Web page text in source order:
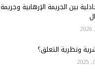
بين الجريمة الإرهابية وجريمة
ونظرية التعلق؟